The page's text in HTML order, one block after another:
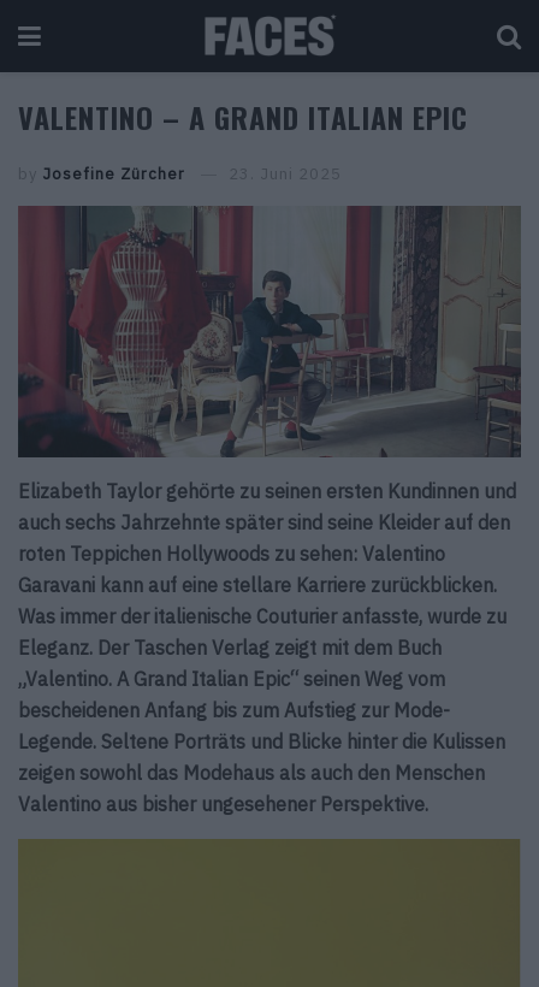
VALENTINO – A GRAND ITALIAN EPIC
by Josefine Zürcher 23. Juni 2025
Elizabeth Taylor gehörte zu seinen ersten Kundinnen und
auch sechs Jahrzehnte später sind seine Kleider auf den
roten Teppichen Hollywoods zu sehen: Valentino
Garavani kann auf eine stellare Karriere zurückblicken.
Was immer der italienische Couturier anfasste, wurde zu
Eleganz. Der Taschen Verlag zeigt mit dem Buch
„Valentino. A Grand Italian Epic“ seinen Weg vom
bescheidenen Anfang bis zum Aufstieg zur Mode-
Legende. Seltene Porträts und Blicke hinter die Kulissen
zeigen sowohl das Modehaus als auch den Menschen
Valentino aus bisher ungesehener Perspektive.